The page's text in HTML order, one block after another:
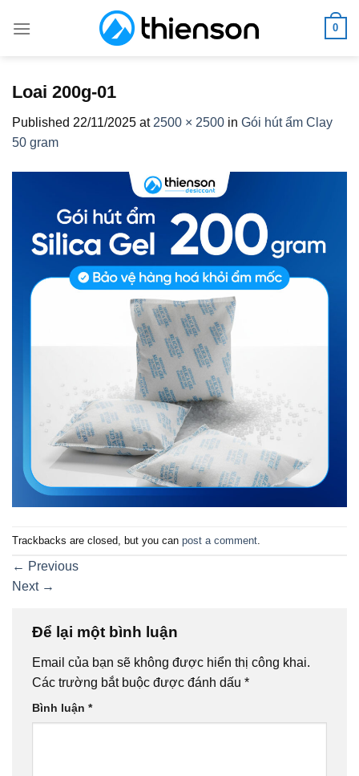
0
Loai 200g-01
Published 22/11/2025 at 2500 × 2500 in Gói hút ẩm Clay
50 gram
Trackbacks are closed, but you can post a comment
← Previous
Next →
Để lại một bình luận
Email của bạn sẽ không được hiển thị công khai.
Các trường bắt buộc được đánh dấu *
Bình luận *